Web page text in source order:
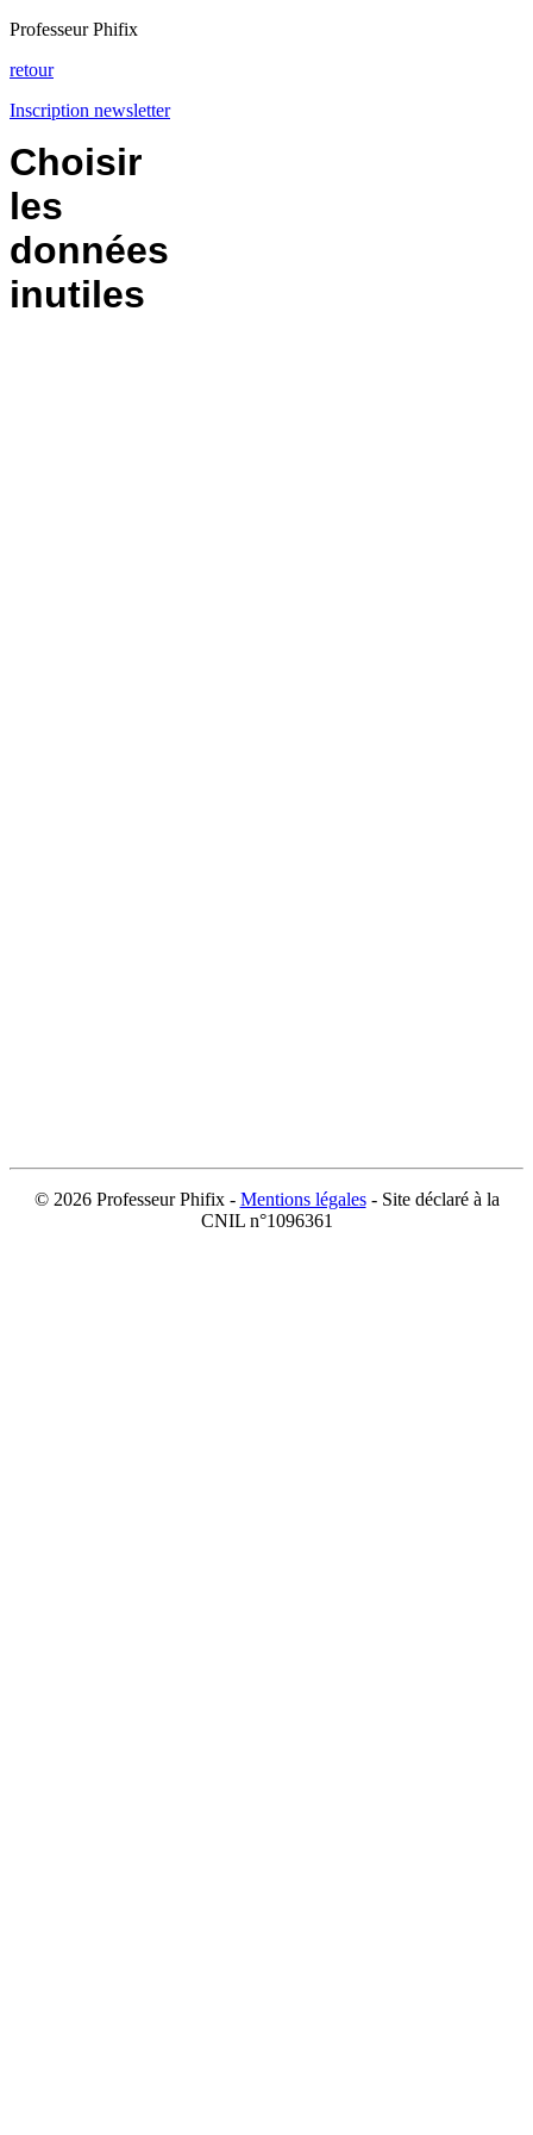
Professeur Phifix
retour
Inscription newsletter
Choisir
les
données
inutiles
© 2026 Professeur Phifix - Mentions légales- Site déclaré à la
CNIL n°1096361